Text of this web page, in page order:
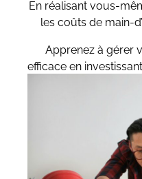
En réalisant vous-
les coûts de main-
Apprenez à gérer
efficace en